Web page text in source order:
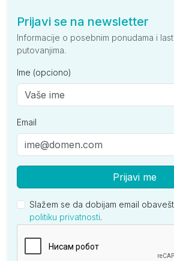
Prijavi se na newsletter
Informacije o posebnim ponudama i
putovanjima.
Ime (opciono)
Email
Prijavi me
Slažem se da dobijam email
politiku privatnosti.